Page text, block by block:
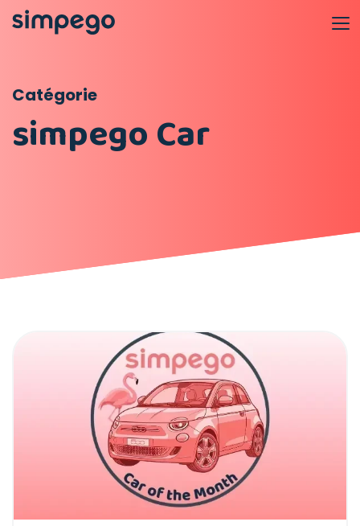
Catégorie
simpego Car